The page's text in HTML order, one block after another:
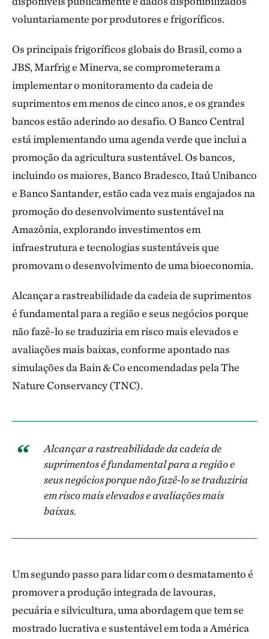
voluntariamente por produtores e frigoríficos.
Os principais frigoríficos globais do Brasil, como a
JBS, Marfrig e Minerva, se comprometeram a
implementar o monitoramento da cadeia de
suprimentos em menos de cinco anos, e os grandes
bancos estão aderindo ao desafio. O Banco Central
está implementando uma agenda verde que inclui a
promoção da agricultura sustentável. Os bancos,
incluindo os maiores, Banco Bradesco, Itaú Unibanco
e Banco Santander, estão cada vez mais engajados na
promoção do desenvolvimento sustentável na
Amazônia, explorando investimentos em
infraestrutura e tecnologias sustentáveis que
promovam o desenvolvimento de uma bioeconomia.
Alcançar a rastreabilidade da cadeia de suprimentos
é fundamental para a região e seus negócios porque
não fazê-lo se traduziria em risco mais elevados e
avaliações mais baixas, conforme apontado nas
simulações da Bain & Co encomendadas pela The
Nature Conservancy (TNC).
Alcançar a rastreabilidade da cadeia de
suprimentos é fundamental para a região e
seus negócios porque não fazê-lo se traduziria
em risco mais elevados e avaliações mais
baixas.
Um segundo passo para lidar com o desmatamento é
promover a produção integrada de lavouras,
pecuária e silvicultura, uma abordagem que tem se
mostrado lucrativa e sustentável em toda a América